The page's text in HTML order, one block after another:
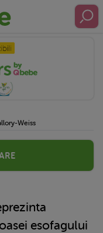
Weiss
esofagului